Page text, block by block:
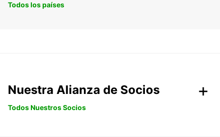
Todos los países
Nuestra Alianza de Socios
Todos Nuestros Socios